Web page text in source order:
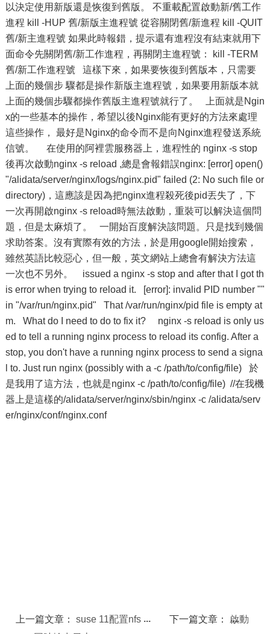
以決定使用新版還是恢復到舊版。 不重載配置啟動新/舊工作
進程 kill -HUP 舊/新版主進程號 從容關閉舊/新進程 kill -QUIT
舊/新主進程號 如果此時報錯，提示還有進程沒有結束就用下
面命令先關閉舊/新工作進程，再關閉主進程號： kill -TERM
舊/新工作進程號 這樣下來，如果要恢復到舊版本，只需要
上面的幾個步 驟都是操作新版主進程號，如果要用新版本就
上面的幾個步驟都操作舊版主進程號就行了。 上面就是Ngin
x的一些基本的操作，希望以後Nginx能有更好的方法來處理
這些操作， 最好是Nginx的命令而不是向Nginx進程發送系統
信號。 在使用的阿裡雲服務器上，進程性的 nginx -s stop
後再次啟動nginx -s reload ,總是會報錯誤nginx: [error] open()
"/alidata/server/nginx/logs/nginx.pid" failed (2: No such file or
directory)，這應該是因為把nginx進程殺死後pid丟失了，下
一次再開啟nginx -s reload時無法啟動，重裝可以解決這個問
題，但是太麻煩了。 一開始百度解決該問題。只是找到幾個
求助答案。沒有實際有效的方法，於是用google開始搜索，
雖然英語比較惡心，但一般，英文網站上總會有解決方法這
一次也不另外。 issued a nginx -s stop and after that I got th
is error when trying to reload it. [error]: invalid PID number ""
in "/var/run/nginx.pid" That /var/run/nginx/pid file is empty at
m. What do I need to do to fix it? nginx -s reload is only us
ed to tell a running nginx process to reload its config. After a
stop, you don't have a running nginx process to send a signa
l to. Just run nginx (possibly with a -c /path/to/config/file) 於
是我用了這方法，也就是nginx -c /path/to/config/file) //在我機
器上是這樣的/alidata/server/nginx/sbin/nginx -c /alidata/serv
er/nginx/conf/nginx.conf
上一篇文章：suse 11配置nfs 下一篇文章： 啟動